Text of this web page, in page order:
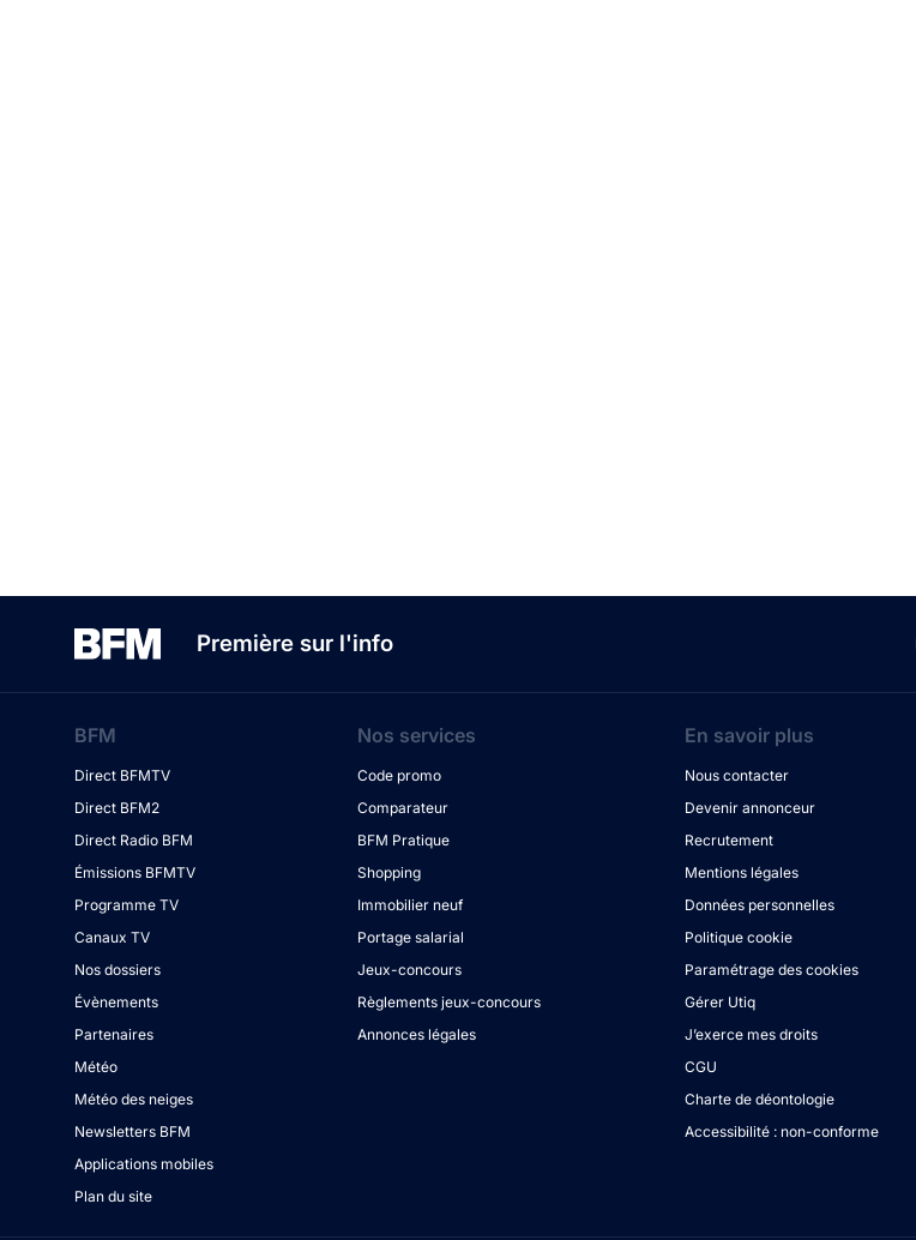
Première sur l'info
BFM
Direct BFMTV
Direct BFM2
Direct Radio BFM
Émissions BFMTV
Programme TV
Canaux TV
Nos dossiers
Évènements
Partenaires
Météo
Météo des neiges
Newsletters BFM
Applications mobiles
Plan du site
Nos services
Code promo
Comparateur
BFM Pratique
Shopping
Immobilier neuf
Portage salarial
Jeux-concours
Règlements jeux-concours
Annonces légales
En savoir plus
Nous contacter
Devenir annonceur
Recrutement
Mentions légales
Données personnelles
Politique cookie
Paramétrage des cookies
Gérer Utiq
J’exerce mes droits
CGU
Charte de déontologie
Accessibilité : non-conforme